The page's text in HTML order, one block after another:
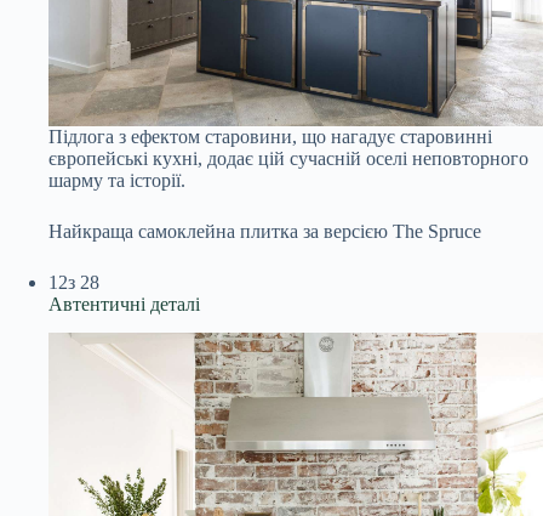
Підлога з ефектом старовини, що нагадує старовинні
європейські кухні, додає цій сучасній оселі неповторного
шарму та історії.
Найкраща самоклейна плитка за версією The Spruce
12з 28
Автентичні деталі